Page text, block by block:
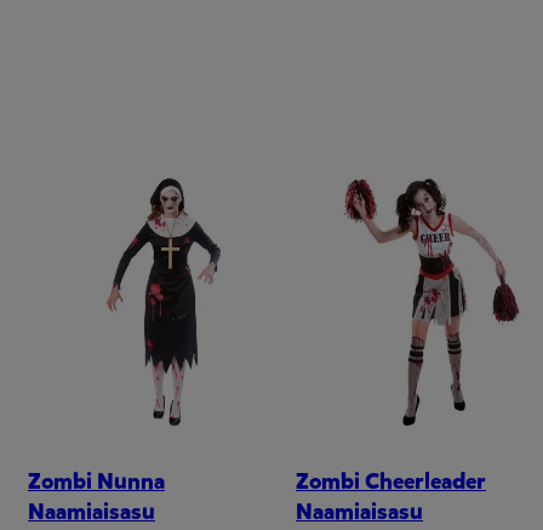
Zombi Nunna
Naamiaisasu
Zombi Cheerleader
Naamiaisasu